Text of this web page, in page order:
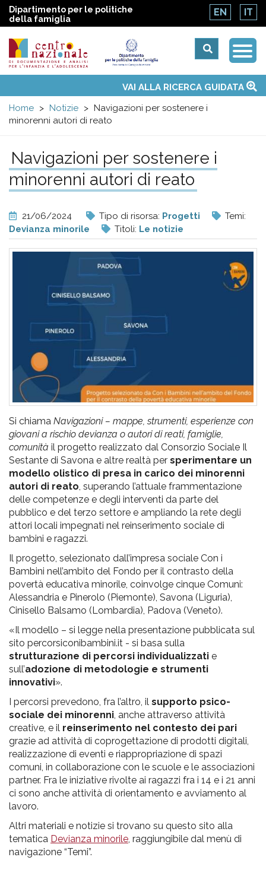
Dipartimento per le politiche
della famiglia
EN IT
Centro
nazionale
di
Documentazione
e
analisi
l'infanzia
l'adolescenza
menu
Temi
Attività
Convenzione ONUVAI ALLA RICERCA GUIDATA
Home
Notizie
Navigazioni per sostenere i
minorenni autori di reato
Navigazioni per sostenere i
minorenni autori di reato
21/06/2024 Tipo di risorsa: Progetti
Temi:
Devianza minorile
Titoli: Le notizie
Si chiama Navigazioni – mappe, strumenti, esperienze con
giovani a rischio devianza o autori di reati, famiglie,
comunità il progetto realizzato dal Consorzio Sociale Il
Sestante di Savona e altre realtà per sperimentare un
modello olistico di presa in carico dei minorenni
autori di reato , superando l’attuale frammentazione
delle competenze e degli interventi da parte del
pubblico e del terzo settore e ampliando la rete degli
attori locali impegnati nel reinserimento sociale di
bambini e ragazzi.
Il progetto, selezionato dall’impresa sociale Con i
Bambini nell’ambito del Fondo per il contrasto della
povertà educativa minorile, coinvolge cinque Comuni:
Alessandria e Pinerolo (Piemonte), Savona (Liguria),
Cinisello Balsamo (Lombardia), Padova (Veneto).
«Il modello – si legge nella presentazione pubblicata sul
sito percorsiconibambini.it - si basa sulla
strutturazione di percorsi individualizzati e
sull’adozione di metodologie e strumenti
innovativi».
I percorsi prevedono, fra l’altro, il supporto psico-
sociale dei minorenni , anche attraverso attività
creative, e il reinserimento nel contesto dei pari
grazie ad attività di coprogettazione di prodotti digitali,
realizzazione di eventi e riappropriazione di spazi
comuni, in collaborazione con le scuole e le associazioni
partner. Fra le iniziative rivolte ai ragazzi fra i 14 e i 21 anni
ci sono anche attività di orientamento e avviamento al
lavoro.
Altri materiali e notizie si trovano su questo sito alla
tematica Devianza minorile , raggiungibile dal menù di
navigazione “Temi”.